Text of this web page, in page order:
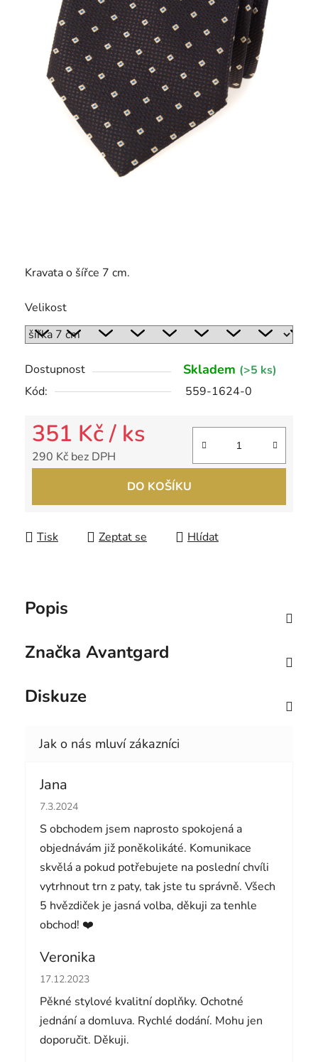
Kravata o šířce 7 cm.
Velikost
Dostupnost Skladem (>5 ks)
Kód:
559-1624-0
351 Kč/ ks
290 Kč bez DPH
DO KOŠÍKU
Tisk Zeptat se Hlídat
Popis
Značka Avantgard
Diskuze
Jana
Hodnocení obchodu je 5 z 5 hvězdiček.
7.3.2024
S obchodem jsem naprosto spokojená a
objednávám již poněkolikáté. Komunikace
skvělá a pokud potřebujete na poslední chvíli
vytrhnout trn z paty, tak jste tu správně. Všech
5 hvězdiček je jasná volba, děkuji za tenhle
obchod! ❤️
Veronika
Hodnocení obchodu je 5 z 5 hvězdiček.
17.12.2023
Pěkné stylové kvalitní doplňky. Ochotné
jednání a domluva. Rychlé dodání. Mohu jen
doporučit. Děkuji.